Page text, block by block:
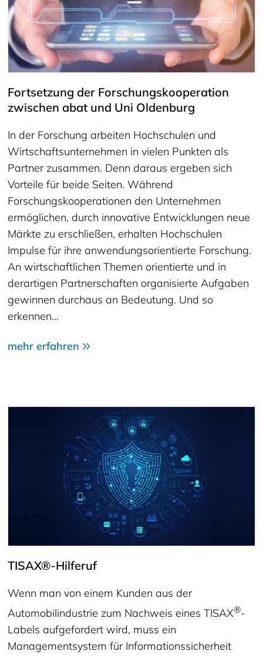
Fortsetzung der Forschungskooperation
zwischen abat und Uni Oldenburg
In der Forschung arbeiten Hochschulen und
Wirtschaftsunternehmen in vielen Punkten als
Partner zusammen. Denn daraus ergeben sich
Vorteile für beide Seiten. Während
Forschungskooperationen den Unternehmen
ermöglichen, durch innovative Entwicklungen neue
Märkte zu erschließen, erhalten Hochschulen
Impulse für ihre anwendungsorientierte Forschung.
An wirtschaftlichen Themen orientierte und in
derartigen Partnerschaften organisierte Aufgaben
gewinnen durchaus an Bedeutung. Und so
erkennen…
mehr erfahren
TISAX®-Hilferuf
Wenn man von einem Kunden aus der
Automobilindustrie zum Nachweis eines TISAX®-
Labels aufgefordert wird, muss ein
Managementsystem für Informationssicherheit